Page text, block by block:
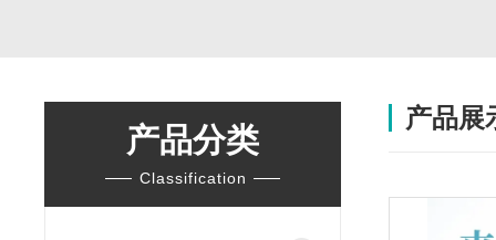
产品分类
Classification
产品展